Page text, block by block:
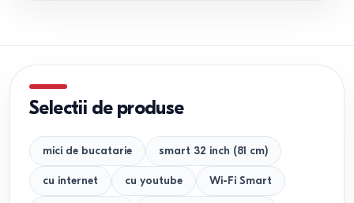
Selectii de produse
mici de bucatarie smart 32 inch (81 cm)
cu internet cu youtube Wi-Fi Smart